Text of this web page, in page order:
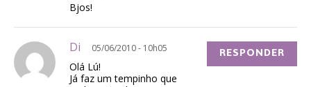
Bjos!
Di 05/06/2010 - 10h05
Olá Lú!
Já faz um tempinho que
RESPONDER